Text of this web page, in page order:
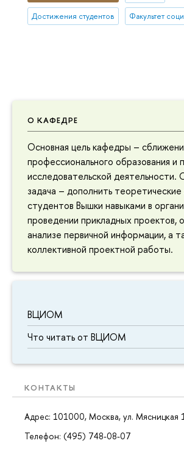
О КАФЕДРЕ
Основная цель кафедры –
профессионального образования и
исследовательской деятельности.
задача – дополнить теоретические
студентов Вышки навыками в
проведении прикладных проектов,
анализе первичной информации, а
коллективной проектной работы.
ВЦИОМ
Что читать от ВЦИОМ
КОНТАКТЫ
Адрес: 101000, Москва, ул. Мясницкая
Телефон: (495) 748-08-07
Достижения студентов Факультет